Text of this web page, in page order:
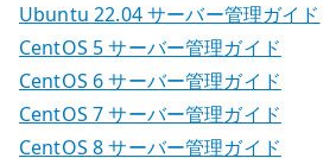
Ubuntu 22.04 サーバー管理ガイド
CentOS 5 サーバー管理ガイド
CentOS 6 サーバー管理ガイド
CentOS 7 サーバー管理ガイド
CentOS 8 サーバー管理ガイド